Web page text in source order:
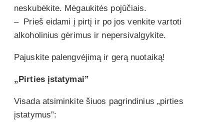
neskubėkite. Mėgaukitės pojūčiais.
– Prieš eidami į pirtį ir po jos venkite vartoti
alkoholinius gėrimus ir nepersivalgykite.
Pajuskite palengvėjimą ir gerą nuotaiką!
„Pirties įstatymai”
Visada atsiminkite šiuos pagrindinius „pirties
įstatymus”: